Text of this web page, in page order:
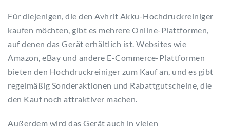
Für diejenigen, die den Avhrit Akku-Hochdruckreiniger
kaufen möchten, gibt es mehrere Online-Plattformen,
auf denen das Gerät erhältlich ist. Websites wie
Amazon, eBay und andere E-Commerce-Plattformen
bieten den Hochdruckreiniger zum Kauf an, und es gibt
regelmäßig Sonderaktionen und Rabattgutscheine, die
den Kauf noch attraktiver machen.
Außerdem wird das Gerät auch in vielen